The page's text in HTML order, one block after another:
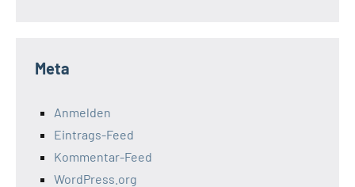
Meta
Anmelden
Eintrags-Feed
Kommentar-Feed
WordPress.org